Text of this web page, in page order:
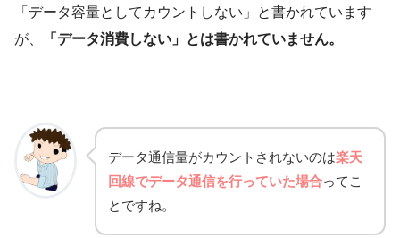
「データ容量としてカウントしない」と書かれています
が、
「データ消費しない」とは書かれていません。
データ通信量がカウントされないのは楽天
回線でデータ通信を行っていた場合ってこ
とですね。